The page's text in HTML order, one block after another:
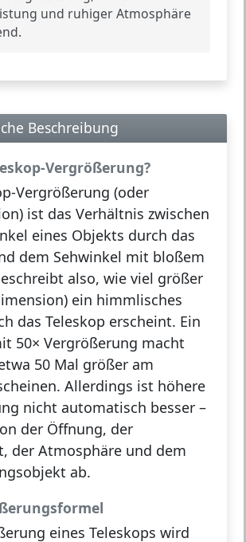
und ruhiger Atmosphäre
Beschreibung
Vergrößerung?
Vergrößerung (oder
ist das Verhältnis zwischen
eines Objekts durch das
dem Sehwinkel mit bloßem
also, wie viel größer
ein himmlisches
das Teleskop erscheint. Ein
50× Vergrößerung macht
50 Mal größer am
Allerdings ist höhere
nicht automatisch besser –
der Öffnung, der
der Atmosphäre und dem
ab.
eines Teleskops wird